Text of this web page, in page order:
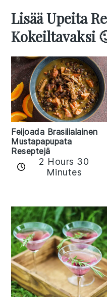
Lisää Upeita
Kokeiltavaksi
Feijoada Brasilialainen
Mustapapupata
Reseptejä
2 Hours 30
Minutes